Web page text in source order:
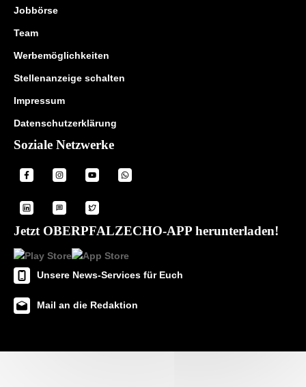
Jobbörse
Team
Werbemöglichkeiten
Stellenanzeige schalten
Impressum
Datenschutzerklärung
Soziale Netzwerke
Jetzt OBERPFALZECHO-APP herunterladen!
Unsere News-Services für Euch
Mail an die Redaktion